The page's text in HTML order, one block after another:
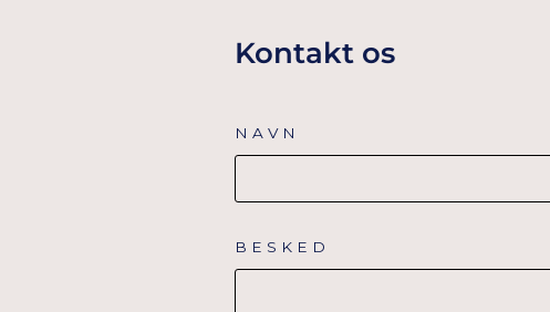
Kontakt os
NAVN
BESKED